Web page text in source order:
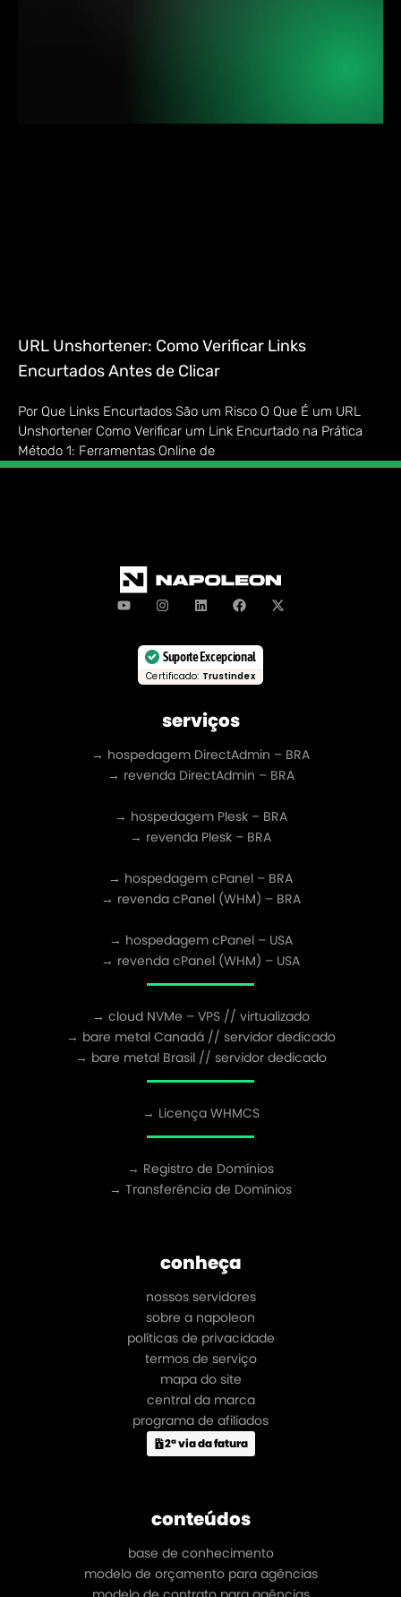
URL Unshortener: Como Verificar Links
Encurtados Antes de Clicar
Por Que Links Encurtados São um Risco O Que É um URL
Unshortener Como Verificar um Link Encurtado na Prática
Método 1: Ferramentas Online de
Suporte Excepcional
Certificado: Trustindex
serviços
→ hospedagem DirectAdmin – BRA
→ revenda DirectAdmin – BRA
→ hospedagem Plesk – BRA
→ revenda Plesk – BRA
→ hospedagem cPanel – BRA
→ revenda cPanel (WHM) – BRA
→ hospedagem cPanel – USA
→ revenda cPanel (WHM) – USA
→ cloud NVMe – VPS // virtualizado
→ bare metal Canadá // servidor dedicado
→ bare metal Brasil // servidor dedicado
→ Licença WHMCS
→ Registro de Domínios
→ Transferência de Domínios
conheça
nossos servidores
sobre a napoleon
políticas de privacidade
termos de serviço
mapa do site
central da marca
programa de afiliados
2ª via da fatura
conteúdos
base de conhecimento
modelo de orçamento para agências